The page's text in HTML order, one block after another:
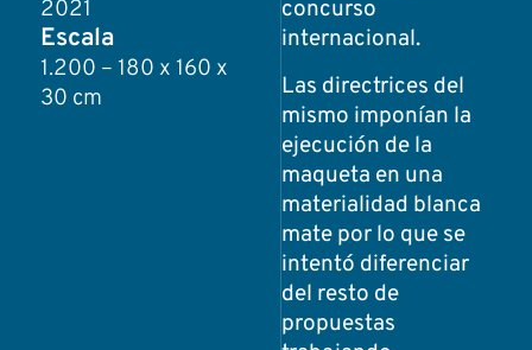
2021
Escala
1.200 – 180 x 160 x
30 cm
concurso
internacional.
Las directrices del
mismo imponían la
ejecución de la
maqueta en una
materialidad blanca
mate por lo que se
intentó diferenciar
del resto de
propuestas